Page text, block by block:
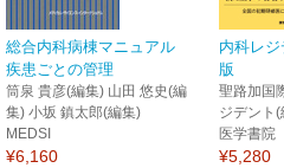
総合内科病棟マニュアル
疾患ごとの管理
筒泉 貴彦(編集) 山田 悠史(編
集) 小坂 鎮太郎(編集)
MEDSI
¥6,160
内科レ
版
聖路加国
ジデント(
医学書院
¥5,280